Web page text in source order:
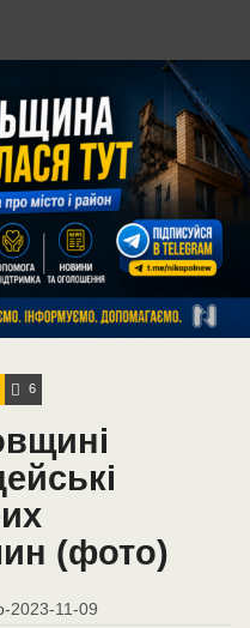
6
(фото)
-2023-11-09